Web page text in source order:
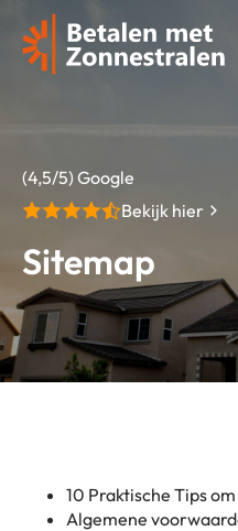
(4,5/5) Google
Bekijk hier
Sitemap
10 Praktische Tips
Algemene